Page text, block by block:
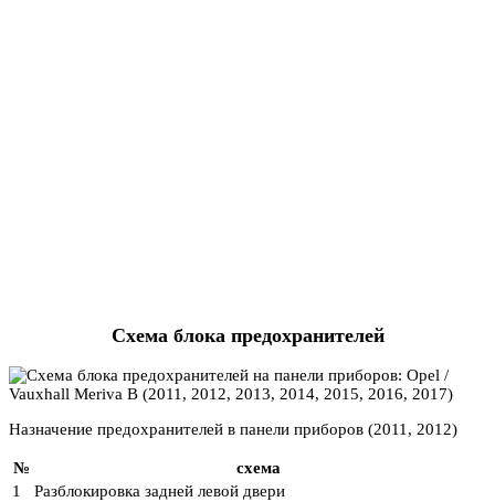
Схема блока предохранителей
Назначение предохранителей в панели приборов (2011, 2012)
№
схема
1
Разблокировка задней левой двери